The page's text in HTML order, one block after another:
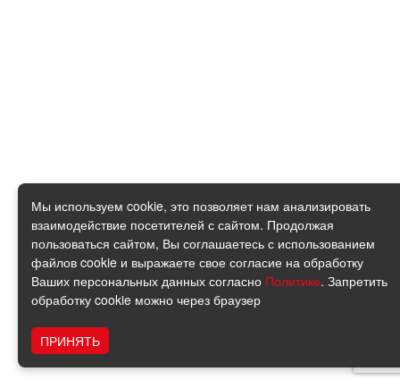
Мы используем cookie, это позволяет нам анализировать
взаимодействие посетителей с сайтом. Продолжая
пользоваться сайтом, Вы соглашаетесь с использованием
файлов cookie и выражаете свое согласие на обработку
Ваших персональных данных согласно Политике. Запретить
обработку cookie можно через браузер
ПРИНЯТЬ